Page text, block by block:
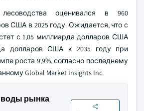
оценивался в 960
США в 2025 году. Ожидается, что с
с 1,05 миллиарда долларов США
долларов США к 2035 году при
роста 9,9%, согласно последнему
Global Market Insights Inc.
рынка